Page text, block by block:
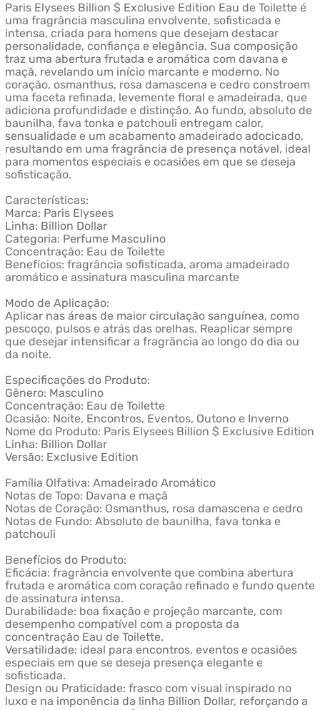
Paris Elysees Billion $ Exclusive Edition Eau de Toilette é
uma fragrância masculina envolvente, sofisticada e
intensa, criada para homens que desejam destacar
personalidade, confiança e elegância. Sua composição
traz uma abertura frutada e aromática com davana e
maçã, revelando um início marcante e moderno. No
coração, osmanthus, rosa damascena e cedro constroem
uma faceta refinada, levemente floral e amadeirada, que
adiciona profundidade e distinção. Ao fundo, absoluto de
baunilha, fava tonka e patchouli entregam calor,
sensualidade e um acabamento amadeirado adocicado,
resultando em uma fragrância de presença notável, ideal
para momentos especiais e ocasiões em que se deseja
sofisticação.
Características:
Marca: Paris Elysees
Linha: Billion Dollar
Categoria: Perfume Masculino
Concentração: Eau de Toilette
Benefícios: fragrância sofisticada, aroma amadeirado
aromático e assinatura masculina marcante
Modo de Aplicação:
Aplicar nas áreas de maior circulação sanguínea, como
pescoço, pulsos e atrás das orelhas. Reaplicar sempre
que desejar intensificar a fragrância ao longo do dia ou
da noite.
Especificações do Produto:
Gênero: Masculino
Concentração: Eau de Toilette
Ocasião: Noite, Encontros, Eventos, Outono e Inverno
Nome do Produto: Paris Elysees Billion $ Exclusive Edition
Linha: Billion Dollar
Versão: Exclusive Edition
Família Olfativa: Amadeirado Aromático
Notas de Topo: Davana e maçã
Notas de Coração: Osmanthus, rosa damascena e cedro
Notas de Fundo: Absoluto de baunilha, fava tonka e
patchouli
Benefícios do Produto:
Eficácia: fragrância envolvente que combina abertura
frutada e aromática com coração refinado e fundo quente
de assinatura intensa.
Durabilidade: boa fixação e projeção marcante, com
desempenho compatível com a proposta da
concentração Eau de Toilette.
Versatilidade: ideal para encontros, eventos e ocasiões
especiais em que se deseja presença elegante e
sofisticada.
Design ou Praticidade: frasco com visual inspirado no
luxo e na imponência da linha Billion Dollar, reforçando a